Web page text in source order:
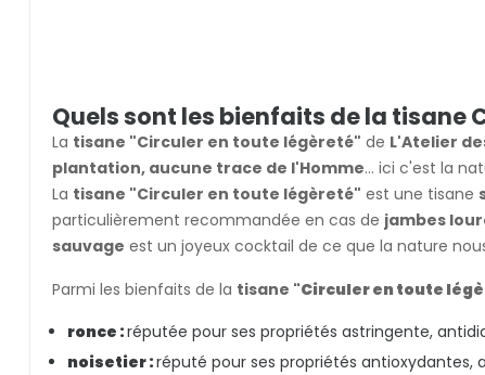
Quels sont les bienfaits de la tisane
La tisane "Circuler en toute légèreté" de L'Atelier
plantation, aucune trace de l'Homme... ici c'est la
La tisane "Circuler en toute légèreté" est une tisane
particulièrement recommandée en cas de jambes
sauvage est un joyeux cocktail de ce que la nature
Parmi les bienfaits de la tisane "Circuler en toute
ronce :réputée pour ses propriétés astringente,
noisetier :réputé pour ses propriétés